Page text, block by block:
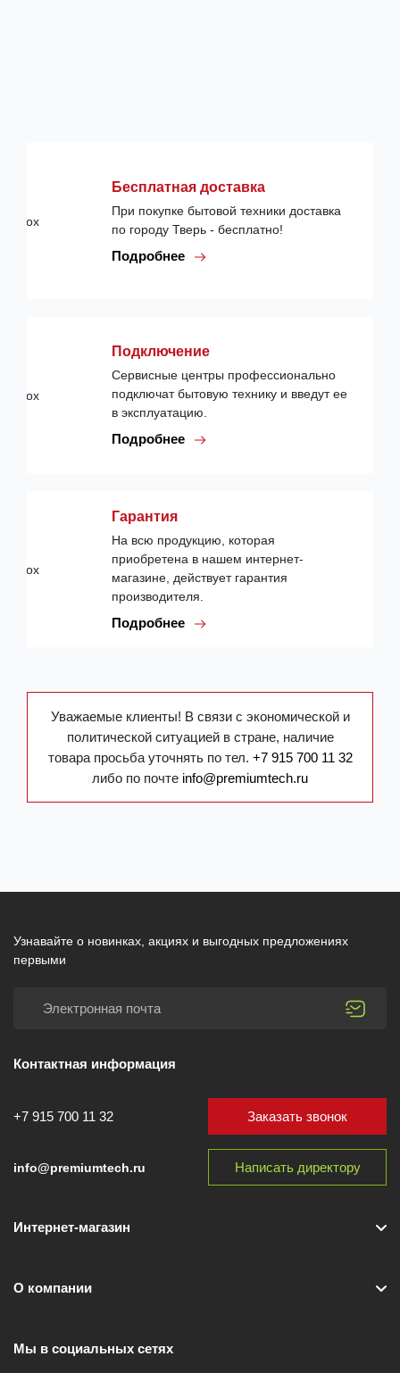
Бесплатная доставка
При покупке бытовой техники доставка
по городу Тверь - бесплатно!
Подробнее
Подключение
Сервисные центры профессионально
подключат бытовую технику и введут ее
в эксплуатацию.
Подробнее
Гарантия
На всю продукцию, которая
приобретена в нашем интернет-
магазине, действует гарантия
производителя.
Подробнее
Уважаемые клиенты! В связи с экономической и
политической ситуацией в стране, наличие
товара просьба уточнять по тел. +7 915 700 11 32
либо по почте info@premiumtech.ru
Узнавайте о новинках, акциях и выгодных предложениях
первыми
Контактная информация
+7 915 700 11 32
info@premiumtech.ru
Заказать звонок
Написать директору
Интернет-магазин
О компании
Мы в социальных сетях